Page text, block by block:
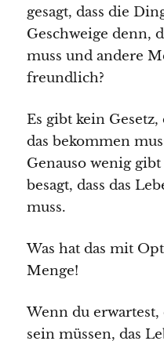
gesagt, dass die
Geschweige denn,
muss und andere
freundlich?
Es gibt kein Gesetz,
das bekommen
Genauso wenig gibt
besagt, dass das
muss.
Was hat das mit
Menge!
Wenn du
sein müssen, das